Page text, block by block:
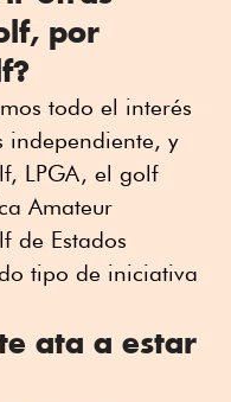
por
todo el interés
independiente, y
LPGA, el golf
Amateur
de Estados
tipo de iniciativa
te ata a estar